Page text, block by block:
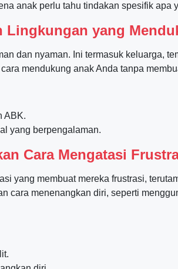
anak perlu tahu tindakan spesifik apa
Lingkungan yang
dan nyaman. Ini termasuk keluarga,
mendukung anak Anda tanpa
ABK.
yang berpengalaman.
Cara Mengatasi
yang membuat mereka frustrasi,
cara menenangkan diri, seperti